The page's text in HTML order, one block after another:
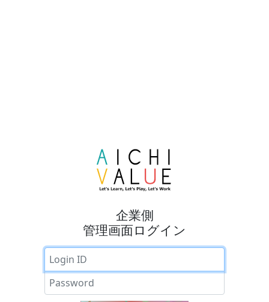
企業側
管理画面ログイン
Password